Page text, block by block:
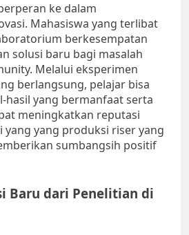
ke dalam
Mahasiswa yang terlibat
berkesempatan
solusi baru bagi masalah
Melalui eksperimen
berlangsung, pelajar bisa
hasil yang bermanfaat serta
meningkatkan reputasi
yang yang produksi riser yang
sumbangsih positif
Baru dari Penelitian di